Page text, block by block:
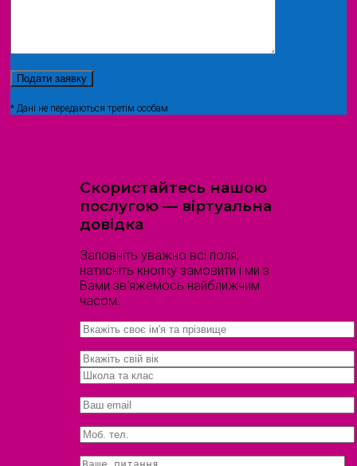
* Дані не передаються третім особам
Скористайтесь нашою
послугою — віртуальна
довідка
Заповніть уважно всі поля,
натисніть кнопку замовити і ми з
Вами зв'яжемось найближчим
часом.